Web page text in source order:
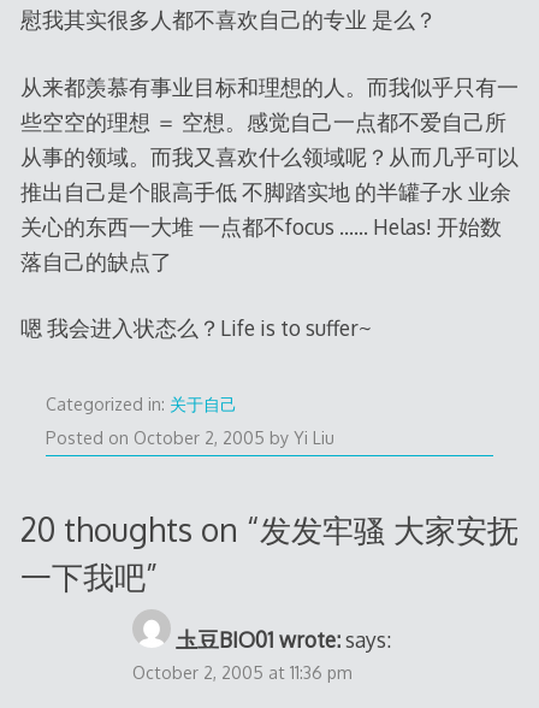
慰我其实很多人都不喜欢自己的专业 是么？
从来都羡慕有事业目标和理想的人。而我似乎只有一
些空空的理想 ＝ 空想。感觉自己一点都不爱自己所
从事的领域。而我又喜欢什么领域呢？从而几乎可以
推出自己是个眼高手低 不脚踏实地 的半罐子水 业余
关心的东西一大堆 一点都不focus …… Helas! 开始数
落自己的缺点了
嗯 我会进入状态么？Life is to suffer~
Categorized in: 关于自己
Posted on October 2, 2005 by Yi Liu
20 thoughts on “发发牢骚 大家安抚
一下我吧”
圡豆BIO01 wrote: says:
October 2, 2005 at 11:36 pm